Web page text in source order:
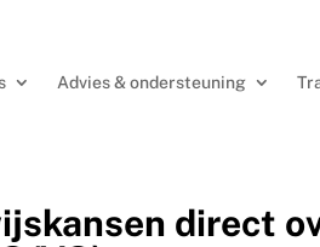
Advies & ondersteuning
direct